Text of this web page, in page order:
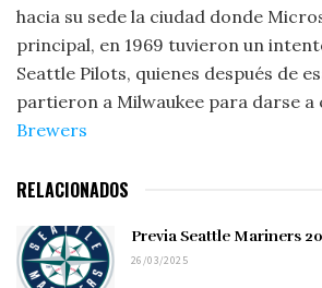
hacia su sede la ciudad donde
principal, en 1969 tuvieron un
Seattle Pilots, quienes después de
partieron a Milwaukee para darse
Brewers
RELACIONADOS
Previa Seattle Mariners
26/03/2025